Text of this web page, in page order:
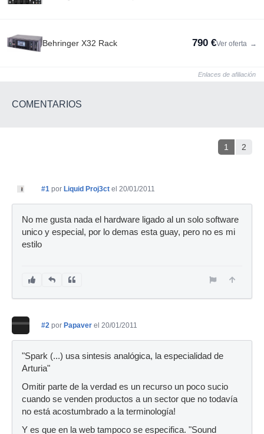
Behringer X32 Rack 790 €Ver oferta →
Enlaces de afiliación
COMENTARIOS
1 2
#1 por Liquid Proj3ct el 20/01/2011
No me gusta nada el hardware ligado al un solo software
unico y especial, por lo demas esta guay, pero no es mi
estilo
#2 por Papaver el 20/01/2011
"Spark (...) usa sintesis analógica, la especialidad de
Arturia"
Omitir parte de la verdad es un recurso un poco sucio
cuando se venden productos a un sector que no todavía
no está acostumbrado a la terminología!
Y es que en la web tampoco se especifica. "Sound